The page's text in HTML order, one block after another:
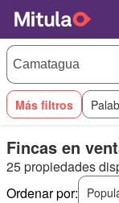
Más filtros
Fincas en
25 propiedades
Ordenar por: